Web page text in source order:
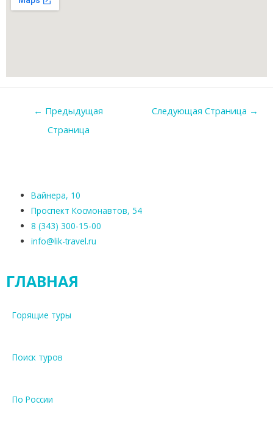
← Предыдущая
Страница
Следующая Страница →
Вайнера, 10
Проспект Космонавтов, 54
8 (343) 300-15-00
info@lik-travel.ru
ГЛАВНАЯ
Горящие туры
Поиск туров
По России